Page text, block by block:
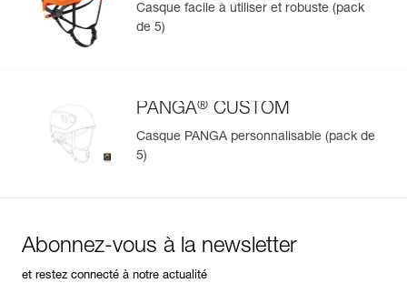
Casque facile à utiliser et robuste (pack
de 5)
PANGA® CUSTOM
Casque PANGA personnalisable (pack de
5)
Abonnez-vous à la newsletter
et restez connecté à notre actualité